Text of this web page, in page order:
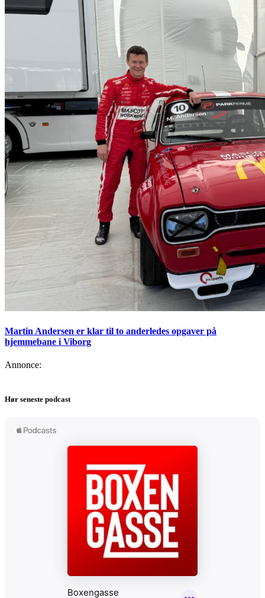
Martin Andersen er klar til to anderledes opgaver på
hjemmebane i Viborg
Annonce:
Hør seneste podcast